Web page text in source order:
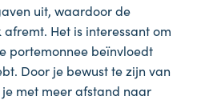
uit, waardoor de
Het is interessant om
portemonnee beïnvloedt
Door je bewust te zijn van
met meer afstand naar